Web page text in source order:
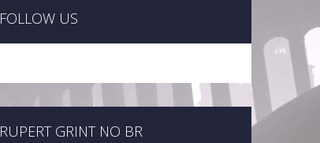
FOLLOW US
RUPERT GRINT NO BR